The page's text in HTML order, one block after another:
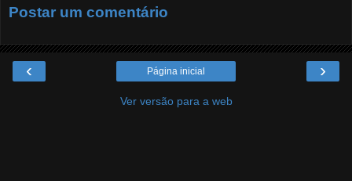
Postar um comentário
‹ ›
Página inicial
Ver versão para a web